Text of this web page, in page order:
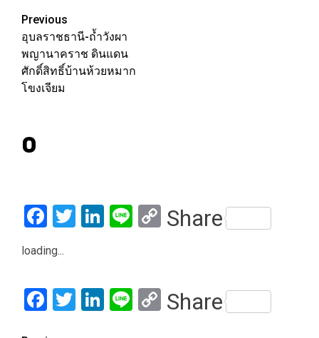
Post
navigation
Previous
อุบลราชธานี-ถ้ำวังผา
พญานาคราช ดินแดน
ศักดิ์สิทธิ์บ้านห้วยหมาก
โขงเจียม
0
Facebook
Twitter
LinkedIn
LineCopy
Share
loading...
Facebook
Twitter
LinkedIn
LineCopy
Share